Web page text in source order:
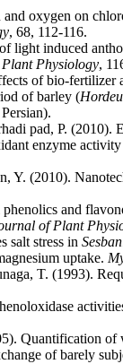
oxygen on
, 68, 112-116.
induced
Plant Physiology,
of bio-
of barley (
pad, P. (2010).
enzyme
Y. (2010).
and
of Plant
salt stress in
uptake.
T. (1993).
Quantification of
of barely